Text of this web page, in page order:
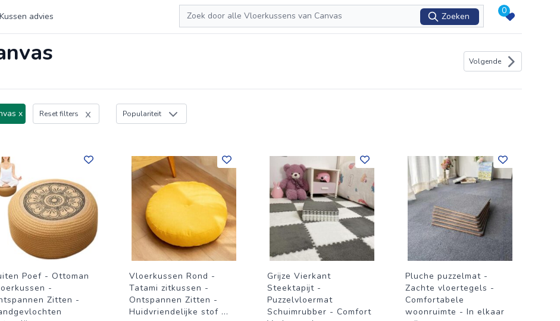
Kussen advies
Zoeken
Zoeken
0
Volgende
x Reset filters Populariteit
Poef - Ottoman
-
Zitten -
Vloerkussen Rond -
Tatami zitkussen -
Ontspannen Zitten -
Huidvriendelijke stof ...
Grijze Vierkant
Steektapijt -
Puzzelvloermat
Schuimrubber - Comfort
Pluche puzzelmat -
Zachte vloertegels -
Comfortabele
woonruimte - In elkaar